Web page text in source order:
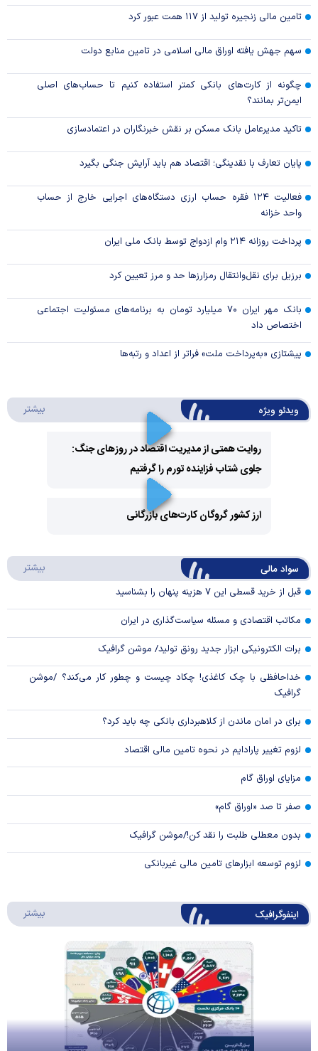
تامین مالی زنجیره تولید از ۱۱۷ همت عبور کرد
سهم جهش یافته اوراق مالی اسلامی در تامین منابع دولت
چگونه از کارت‌های بانکی کمتر استفاده کنیم تا حساب‌های اصلی
ایمن‌تر بمانند؟
تاکید مدیرعامل بانک مسکن بر نقش خبرنگاران در اعتمادسازی
پایان تعارف با نقدینگی؛ اقتصاد هم باید آرایش جنگی بگیرد
فعالیت ۱۲۴ فقره حساب ارزی دستگاه‌های اجرایی خارج از حساب
واحد خزانه
پرداخت روزانه ۲۱۴ وام ازدواج توسط بانک ملی ایران
برزیل برای نقل‌وانتقال رمزارزها حد و مرز تعیین کرد
بانک مهر ایران ۷۰ میلیارد تومان به برنامه‌های مسئولیت اجتماعی
اختصاص داد
پیشتازی «به‌پرداخت ملت» فراتر از اعداد و رتبه‌ها
ویدئو ویژه بیشتر
Play
Video
روایت همتی از مدیریت اقتصاد در روزهای جنگ:
جلوی شتاب فزاینده تورم را گرفتیم
Video
ارز کشور گروگان کارت‌های بازرگانی
سواد مالی بیشتر
قبل از خرید قسطی این ۷ هزینه پنهان را بشناسید
مکاتب اقتصادی و مسئله سیاست‌گذاری در ایران
برات الکترونیکی ابزار جدید رونق تولید/ موشن گرافیک
خداحافظی با چک کاغذی! چکاد چیست و چطور کار می‌کند؟ /موشن
گرافیک
برای در امان ماندن از کلاهبرداری بانکی چه باید کرد؟
لزوم تغییر پارادایم در نحوه تامین مالی اقتصاد
مزایای اوراق گام
صفر تا صد «اوراق گام»
بدون معطلی طلبت را نقد کن!/موشن گرافیک
لزوم توسعه ابزارهای تامین مالی غیربانکی
اینفوگرافیک بیشتر